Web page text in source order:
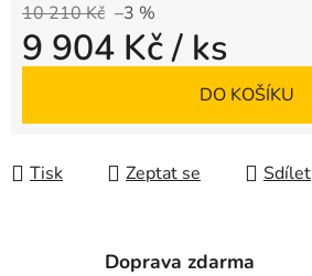
10 210 Kč –3 %
9 904 Kč/ ks
DO KOŠÍKU
Tisk Zeptat se Sdílet
Doprava zdarma